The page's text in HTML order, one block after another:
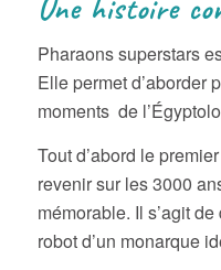
Une histoire
Pharaons superstars
Elle permet d’aborder
moments de
Tout d’abord le
revenir sur les 3000
mémorable. Il s’agit
robot d’un monarque